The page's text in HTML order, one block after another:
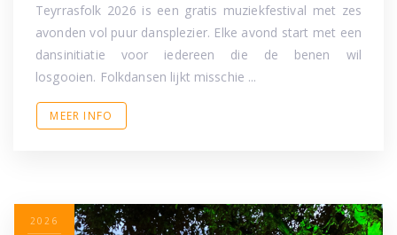
Teyrrasfolk 2026 is een gratis muziekfestival met zes
avonden vol puur dansplezier. Elke avond start met een
dansinitiatie voor iedereen die de benen wil
losgooien. Folkdansen lijkt misschie ...
MEER INFO
2026